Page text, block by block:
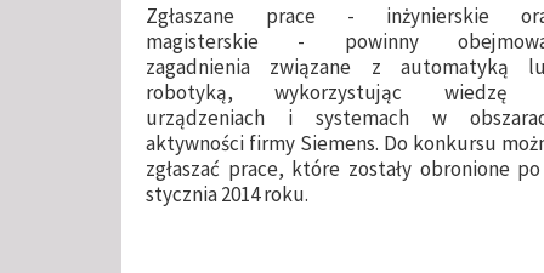
Zgłaszane prace - inżynierskie
magisterskie - powinny
zagadnienia związane z automatyką
robotyką, wykorzystując wiedzę
urządzeniach i systemach w
aktywności firmy Siemens. Do konkursu
zgłaszać prace, które zostały obronione
stycznia 2014 roku.